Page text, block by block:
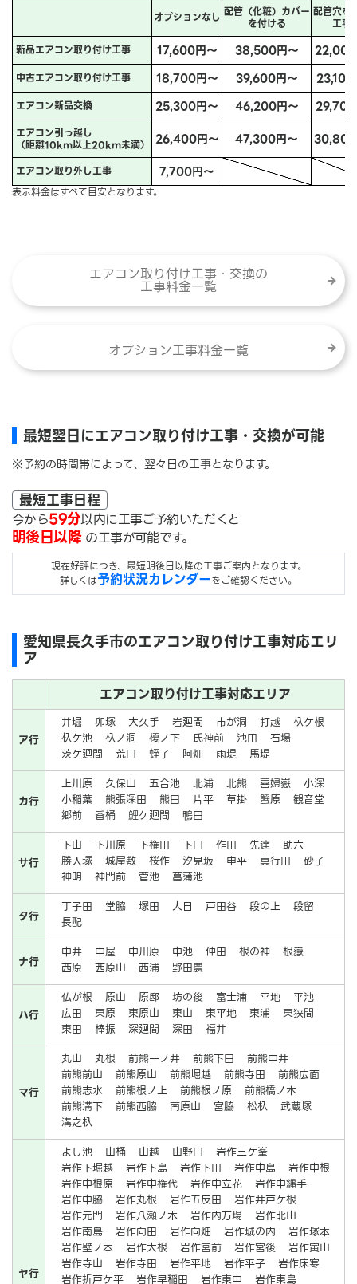
オプションなし 配管（化粧）カバー
を付ける
配管穴を
工事
新品エアコン取り付け工事
17,600円～ 38,500円～ 22,000
中古エアコン取り付け工事 18,700円～ 39,600円～ 23,100
エアコン新品交換 25,300円～ 46,200円～ 29,700
エアコン引っ越し
（距離10km以上20km未満） 26,400円～ 47,300円～ 30,800
エアコン取り外し工事 7,700円～
表示料金はすべて目安となります。
エアコン取り付け工事・交換の
工事料金一覧
オプション工事料金一覧
最短翌日にエアコン取り付け工事・交換が可能
※予約の時間帯によって、翌々日の工事となります。
最短工事日程
今から59分以内に工事ご予約いただくと
明後日以降 の工事が可能です。
現在好評につき、最短明後日以降の工事ご案内となります。
詳しくは予約状況カレンダーをご確認ください。
愛知県長久手市のエアコン取り付け工事対応エリ
ア
エアコン取り付け工事対応エリア
ア行
井堀 卯塚 大久手 岩廻間 市が洞 打越
杁ケ根
杁ケ池
杁ノ洞 榎ノ下 氏神前 池田
石場
茨ケ廻間
荒田 蛭子 阿畑 雨堤 馬堤
カ行
上川原 久保山 五合池 北浦 北熊 喜婦嶽
小深
小稲葉
熊張深田 熊田 片平 草掛 蟹原
観音堂
郷前
香桶 鯉ケ廻間 鴨田
サ行
下山 下川原 下権田 下田 作田 先達
助六
勝入塚
城屋敷 桜作 汐見坂 申平 真行田
砂子
神明
神門前 菅池 菖蒲池
タ行
丁子田 堂脇 塚田 大日 戸田谷 段の上
段留
長配
ナ行
中井 中屋 中川原 中池 仲田 根の神
根嶽
西原
西原山 西浦 野田農
ハ行
仏が根 原山 原邸 坊の後 富士浦 平地
平池
広田
東原 東原山 東山 東平地 東浦
東狭間
東田
棒振 深廻間 深田 福井
マ行
丸山 丸根 前熊一ノ井 前熊下田
前熊中井
前熊前山
前熊原山 前熊堀越 前熊寺田
前熊広面
前熊志水
前熊根ノ上 前熊根ノ原
前熊橋ノ本
前熊溝下
前熊西脇 南原山 宮脇 松杁
武蔵塚
溝之杁
ヤ行
よし池 山桶 山越 山野田
岩作三ケ峯
岩作下堀越
岩作下島 岩作下田 岩作中島
岩作中根
岩作中根原
岩作中権代 岩作中立花
岩作中縄手
岩作中脇
岩作丸根 岩作五反田
岩作井戸ケ根
岩作元門
岩作八瀬ノ木 岩作内万場
岩作北山
岩作南島
岩作向田 岩作向畑 岩作城の内
岩作塚本
岩作壁ノ本
岩作大根 岩作宮前 岩作宮後
岩作寅山
岩作寺山
岩作寺田 岩作平地 岩作平子
岩作床寒
岩作折戸ケ平
岩作早稲田 岩作東中 岩作東島